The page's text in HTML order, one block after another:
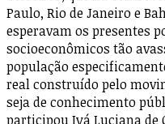
Paulo, Rio de Janeiro e
esperavam os presentes
socioeconômicos tão
população
real construído pelo
seja de conhecimento
participou Iyá Luciana de